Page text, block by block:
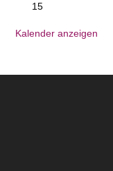
15
Kalender anzeigen